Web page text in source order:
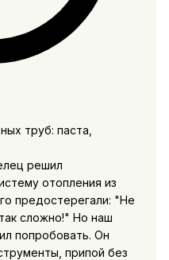
решил
отопления из
предостерегали: "Не
сложно!" Но наш
попробовать. Он
припой без